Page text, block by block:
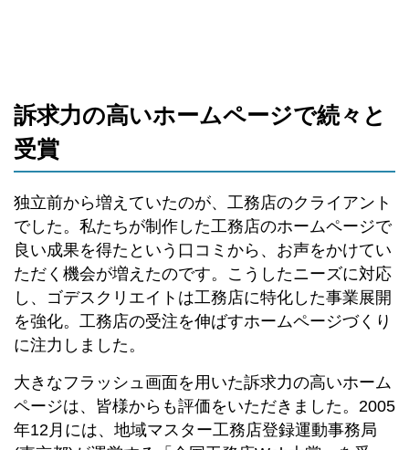
訴求力の高いホームページで続々と
受賞
独立前から増えていたのが、工務店のクライアント
でした。私たちが制作した工務店のホームページで
良い成果を得たという口コミから、お声をかけてい
ただく機会が増えたのです。こうしたニーズに対応
し、ゴデスクリエイトは工務店に特化した事業展開
を強化。工務店の受注を伸ばすホームページづくり
に注力しました。
大きなフラッシュ画面を用いた訴求力の高いホーム
ページは、皆様からも評価をいただきました。2005
年12月には、地域マスター工務店登録運動事務局